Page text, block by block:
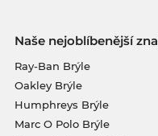
Naše nejoblíbenější
Ray-Ban Brýle
Oakley Brýle
Humphreys Brýle
Marc O Polo Brýle